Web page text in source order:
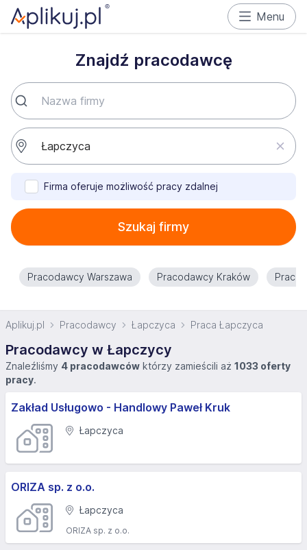
Menu
Znajdź pracodawcę
Firma oferuje możliwość pracy zdalnej
Szukaj firmy
Pracodawcy Warszawa Pracodawcy Kraków
Aplikuj.pl Pracodawcy Łapczyca Praca Łapczyca
Pracodawcy w Łapczycy
Znaleźliśmy 4 pracodawców którzy zamieścili aż 1033 oferty
pracy.
Zakład Usługowo - Handlowy Paweł Kruk
Łapczyca
ORIZA sp. z o.o.
Łapczyca
ORIZA sp. z o.o.